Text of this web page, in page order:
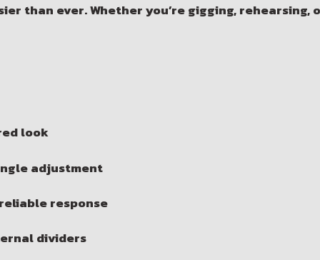
than ever. Whether you’re gigging,
look
adjustment
response
dividers